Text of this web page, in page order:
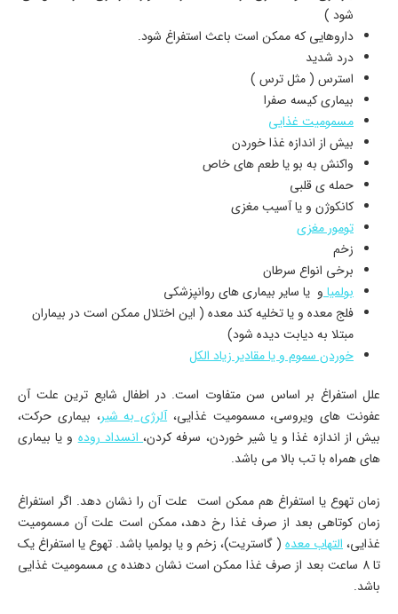
شود )
داروهایی که ممکن است باعث استفراغ شود.
درد شدید
استرس ( مثل ترس )
بیماری کیسه صفرا
مسمومیت غذایی
بیش از اندازه غذا خوردن
واکنش به بو یا طعم های خاص
حمله ی قلبی
کانکوژن و یا آسیب مغزی
تومور مغزی
زخم
برخی انواع سرطان
بولمیاو یا سایر بیماری های روانپزشکی
فلج معده و یا تخلیه کند معده ( این اختلال ممکن است در بیماران
مبتلا به دیابت دیده شود)
خوردن سموم و یا مقادیر زیاد الکل
علل استفراغ بر اساس سن متفاوت است. در اطفال شایع ترین علت آن
عفونت های ویروسی، مسمومیت غذایی،آلرژی به شیر، بیماری حرکت،
بیش از اندازه غذا و یا شیر خوردن، سرفه کردن،انسداد رودهو یا بیماری
های همراه با تب بالا می باشد.
زمان تهوع یا استفراغ هم ممکن است علت آن را نشان دهد. اگر استفراغ
زمان کوتاهی بعد از صرف غذا رخ دهد، ممکن است علت آن مسمومیت
غذایی،التهاب معده ( گاستریت)، زخم و یا بولمیا باشد. تهوع یا استفراغ یک
تا 8 ساعت بعد از صرف غذا ممکن است نشان دهنده ی مسمومیت غذایی
باشد.